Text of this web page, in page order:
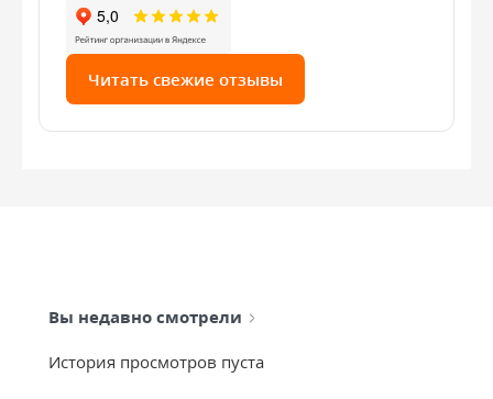
Читать свежие отзывы
Вы недавно смотрели
История просмотров пуста